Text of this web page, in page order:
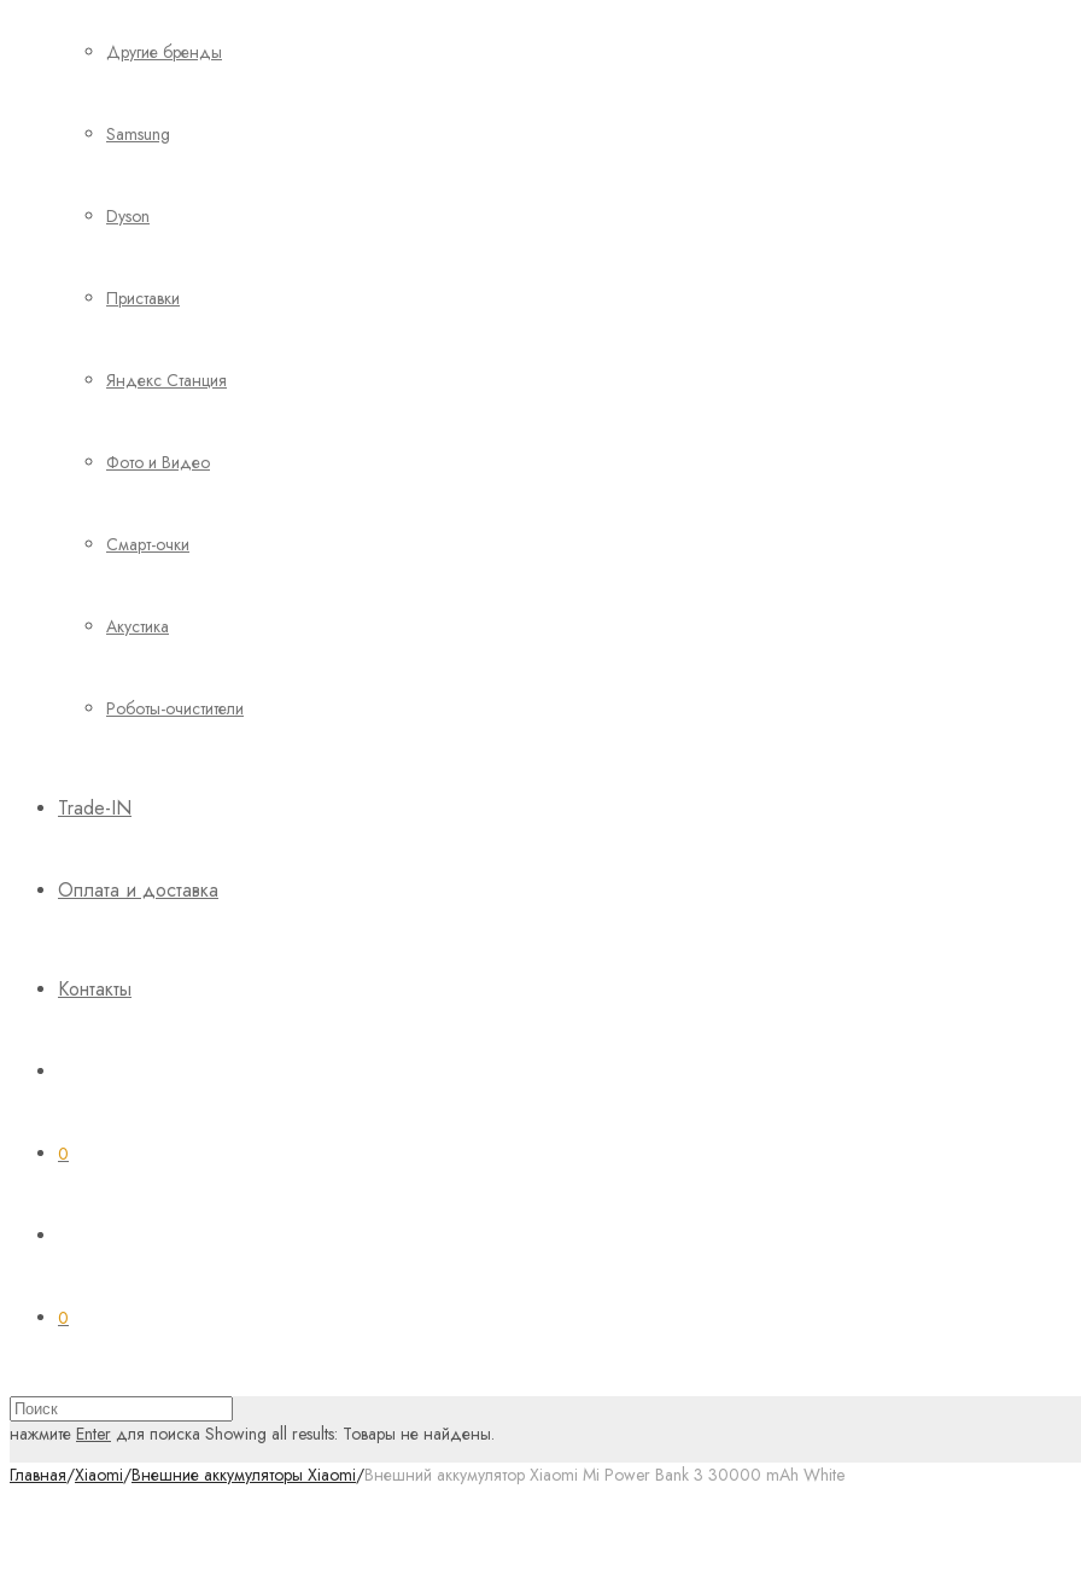
Другие бренды
Samsung
Dyson
Приставки
Яндекс Станция
Фото и Видео
Смарт-очки
Акустика
Роботы-очистители
Trade-IN
Оплата и доставка
Контакты
0
0
нажмите Enter для поиска Showing all results: Товары не найдены.
Главная/Xiaomi/Внешние аккумуляторы Xiaomi/Внешний аккумулятор Xiaomi Mi Power Bank 3 30000 mAh White